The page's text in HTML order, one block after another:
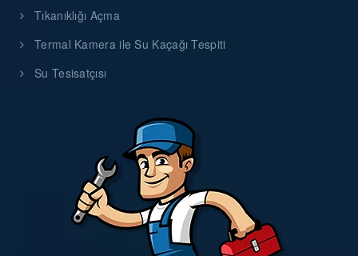
Tıkanıklığı Açma
Termal Kamera ile Su Kaçağı Tespiti
Su Tesisatçısı